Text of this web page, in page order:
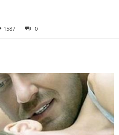
1587 0